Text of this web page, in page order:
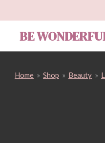
de
BE
Home » Shop » Beauty »